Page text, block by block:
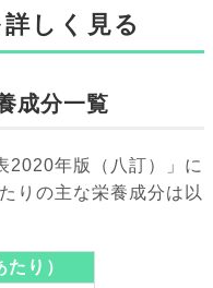
しく見る
成分一覧
2020年版（八訂）」に
りの主な栄養成分は以
り）